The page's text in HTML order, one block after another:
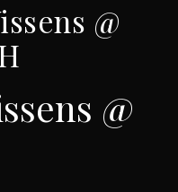
@
@